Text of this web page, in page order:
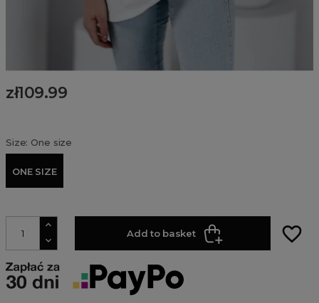
zł109.99
Size: One size
ONE SIZE
Add to basket favorite_border